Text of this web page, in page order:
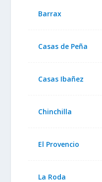
Barrax
Casas de Peña
Casas Ibañez
Chinchilla
El Provencio
La Roda